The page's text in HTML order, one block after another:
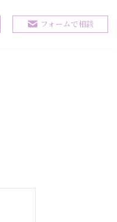
フォームで相談